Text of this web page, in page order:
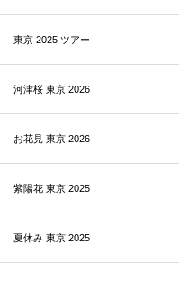
東京 2025 ツアー
河津桜 東京 2026
お花見 東京 2026
紫陽花 東京 2025
夏休み 東京 2025